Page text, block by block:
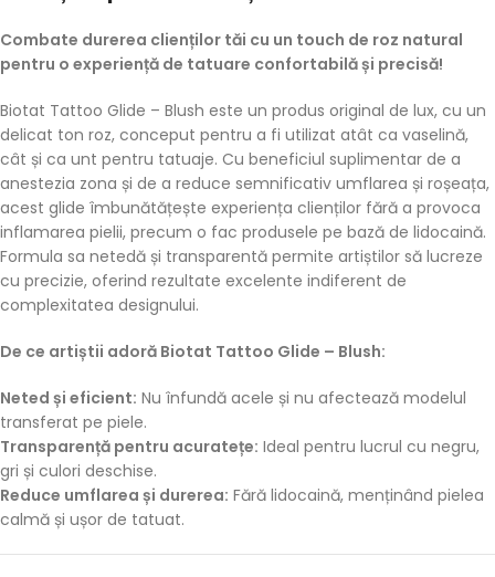
Combate durerea clienților tăi cu un touch de roz natural
pentru o experiență de tatuare confortabilă și precisă!
Biotat Tattoo Glide – Blush este un produs original de lux, cu un
delicat ton roz, conceput pentru a fi utilizat atât ca vaselină,
cât și ca unt pentru tatuaje. Cu beneficiul suplimentar de a
anestezia zona și de a reduce semnificativ umflarea și roșeața,
acest glide îmbunătățește experiența clienților fără a provoca
inflamarea pielii, precum o fac produsele pe bază de lidocaină.
Formula sa netedă și transparentă permite artiștilor să lucreze
cu precizie, oferind rezultate excelente indiferent de
complexitatea designului.
De ce artiștii adoră Biotat Tattoo Glide – Blush:
Neted și eficient: Nu înfundă acele și nu afectează modelul
transferat pe piele.
Transparență pentru acuratețe: Ideal pentru lucrul cu negru,
gri și culori deschise.
Reduce umflarea și durerea: Fără lidocaină, menținând pielea
calmă și ușor de tatuat.